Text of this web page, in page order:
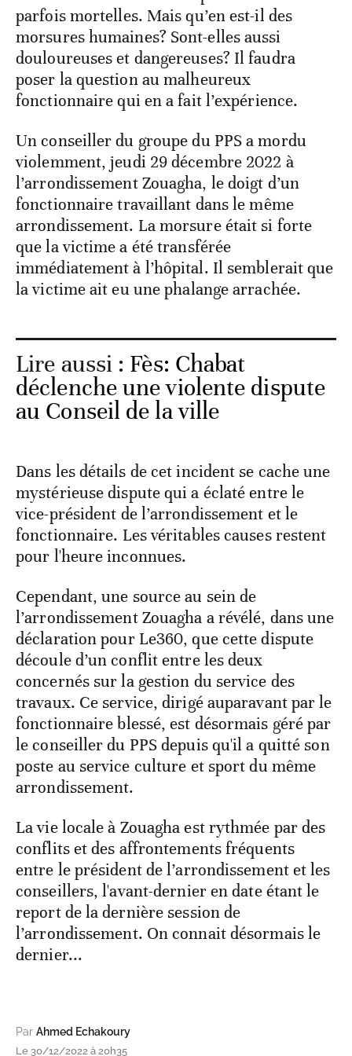
parfois mortelles. Mais qu’en est-il des
morsures humaines? Sont-elles aussi
douloureuses et dangereuses? Il faudra
poser la question au malheureux
fonctionnaire qui en a fait l’expérience.
Un conseiller du groupe du PPS a mordu
violemment, jeudi 29 décembre 2022 à
l’arrondissement Zouagha, le doigt d’un
fonctionnaire travaillant dans le même
arrondissement. La morsure était si forte
que la victime a été transférée
immédiatement à l’hôpital. Il semblerait que
la victime ait eu une phalange arrachée.
Lire aussi : Fès: Chabat
déclenche une violente dispute
au Conseil de la ville
Dans les détails de cet incident se cache une
mystérieuse dispute qui a éclaté entre le
vice-président de l’arrondissement et le
fonctionnaire. Les véritables causes restent
pour l'heure inconnues.
Cependant, une source au sein de
l’arrondissement Zouagha a révélé, dans une
déclaration pour Le360, que cette dispute
découle d’un conflit entre les deux
concernés sur la gestion du service des
travaux. Ce service, dirigé auparavant par le
fonctionnaire blessé, est désormais géré par
le conseiller du PPS depuis qu'il a quitté son
poste au service culture et sport du même
arrondissement.
La vie locale à Zouagha est rythmée par des
conflits et des affrontements fréquents
entre le président de l’arrondissement et les
conseillers, l'avant-dernier en date étant le
report de la dernière session de
l’arrondissement. On connait désormais le
dernier...
Par Ahmed Echakoury
Le 30/12/2022 à 20h35